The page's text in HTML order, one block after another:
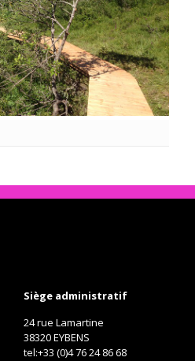
Siège administratif
24 rue Lamartine
38320 EYBENS
tel:+33 (0)4 76 24 86 68